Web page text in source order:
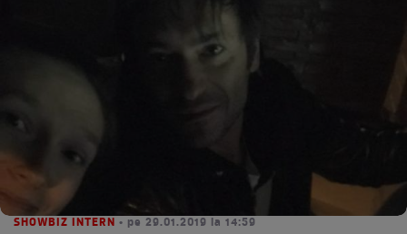
SHOWBIZ INTERN • pe 29.01.2019 la 14:59